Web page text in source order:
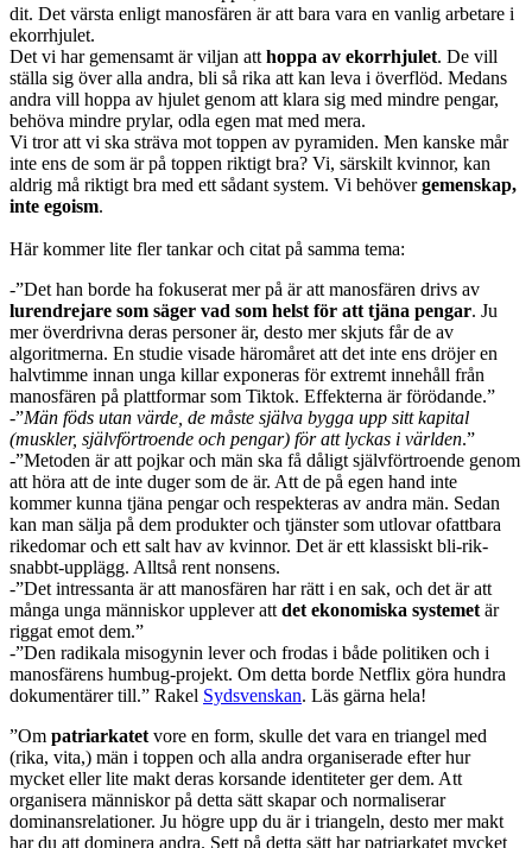
dit. Det värsta enligt manosfären är att bara vara en vanlig arbetare i
ekorrhjulet.
Det vi har gemensamt är viljan att hoppa av ekorrhjulet. De vill
ställa sig över alla andra, bli så rika att kan leva i överflöd. Medans
andra vill hoppa av hjulet genom att klara sig med mindre pengar,
behöva mindre prylar, odla egen mat med mera.
Vi tror att vi ska sträva mot toppen av pyramiden. Men kanske mår
inte ens de som är på toppen riktigt bra? Vi, särskilt kvinnor, kan
aldrig må riktigt bra med ett sådant system. Vi behövergemenskap,
inte egoism.
Här kommer lite fler tankar och citat på samma tema:
-”Det han borde ha fokuserat mer på är att manosfären drivs av
lurendrejare som säger vad som helst för att tjäna pengar. Ju
mer överdrivna deras personer är, desto mer skjuts får de av
algoritmerna. En studie visade häromåret att det inte ens dröjer en
halvtimme innan unga killar exponeras för extremt innehåll från
manosfären på plattformar som Tiktok. Effekterna är förödande.”
-”Män föds utan värde, de måste själva bygga upp sitt kapital
(muskler, självförtroende och pengar) för att lyckas i världen.”
-”Metoden är att pojkar och män ska få dåligt självförtroende genom
att höra att de inte duger som de är. Att de på egen hand inte
kommer kunna tjäna pengar och respekteras av andra män. Sedan
kan man sälja på dem produkter och tjänster som utlovar ofattbara
rikedomar och ett salt hav av kvinnor. Det är ett klassiskt bli-rik-
snabbt-upplägg. Alltså rent nonsens.
-”Det intressanta är att manosfären har rätt i en sak, och det är att
många unga människor upplever att det ekonomiska systemet är
riggat emot dem.”
-”Den radikala misogynin lever och frodas i både politiken och i
manosfärens humbug-projekt. Om detta borde Netflix göra hundra
dokumentärer till.” Rakel Sydsvenskan. Läs gärna hela!
”Om patriarkatet vore en form, skulle det vara en triangel med
(rika, vita,) män i toppen och alla andra organiserade efter hur
mycket eller lite makt deras korsande identiteter ger dem. Att
organisera människor på detta sätt skapar och normaliserar
dominansrelationer. Ju högre upp du är i triangeln, desto mer makt
har du att dominera andra. Sett på detta sätt har patriarkatet mycket